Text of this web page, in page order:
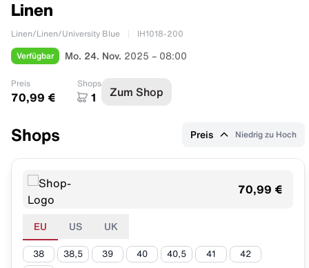
Linen
Linen/Linen/University Blue IH1018-200
Verfügbar Mo. 24. Nov. 2025 – 08:00
Preis
70,99 €
Shops
1 Zum Shop
Shops Preis Niedrig zu Hoch
70,99 €
EU US UK
38 38,5 39 40 40,5 41 42